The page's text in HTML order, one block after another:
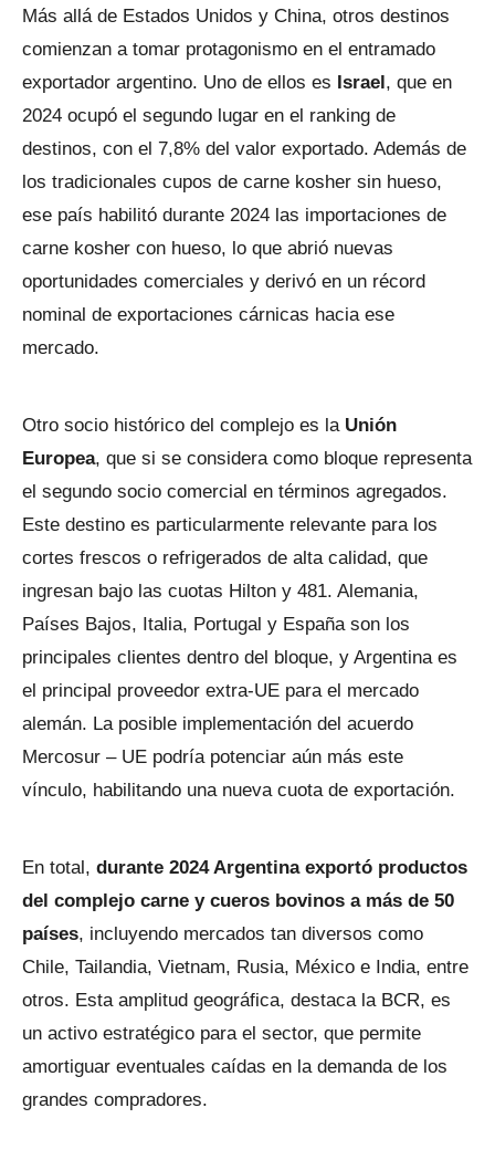
Más allá de Estados Unidos y China, otros destinos
comienzan a tomar protagonismo en el entramado
exportador argentino. Uno de ellos es Israel, que en
2024 ocupó el segundo lugar en el ranking de
destinos, con el 7,8% del valor exportado. Además de
los tradicionales cupos de carne kosher sin hueso,
ese país habilitó durante 2024 las importaciones de
carne kosher con hueso, lo que abrió nuevas
oportunidades comerciales y derivó en un récord
nominal de exportaciones cárnicas hacia ese
mercado.
Otro socio histórico del complejo es la Unión
Europea, que si se considera como bloque representa
el segundo socio comercial en términos agregados.
Este destino es particularmente relevante para los
cortes frescos o refrigerados de alta calidad, que
ingresan bajo las cuotas Hilton y 481. Alemania,
Países Bajos, Italia, Portugal y España son los
principales clientes dentro del bloque, y Argentina es
el principal proveedor extra-UE para el mercado
alemán. La posible implementación del acuerdo
Mercosur – UE podría potenciar aún más este
vínculo, habilitando una nueva cuota de exportación.
En total, durante 2024 Argentina exportó productos
del complejo carne y cueros bovinos a más de 50
países, incluyendo mercados tan diversos como
Chile, Tailandia, Vietnam, Rusia, México e India, entre
otros. Esta amplitud geográfica, destaca la BCR, es
un activo estratégico para el sector, que permite
amortiguar eventuales caídas en la demanda de los
grandes compradores.